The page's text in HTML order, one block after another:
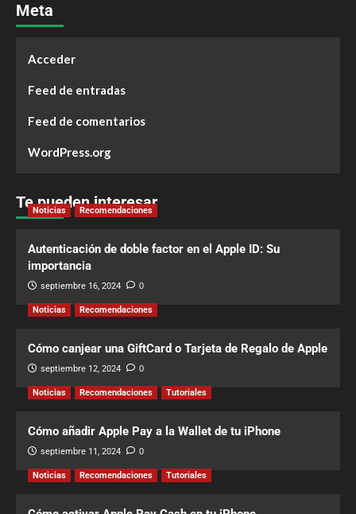
Meta
Acceder
Feed de entradas
Feed de comentarios
WordPress.org
Te pueden interesar
Noticias Recomendaciones
Autenticación de doble factor en el Apple ID: Su
importancia
septiembre 16, 2024 0
Noticias Recomendaciones
Cómo canjear una GiftCard o Tarjeta de Regalo de Apple
septiembre 12, 2024 0
Noticias Recomendaciones Tutoriales
Cómo añadir Apple Pay a la Wallet de tu iPhone
septiembre 11, 2024 0
Noticias Recomendaciones Tutoriales